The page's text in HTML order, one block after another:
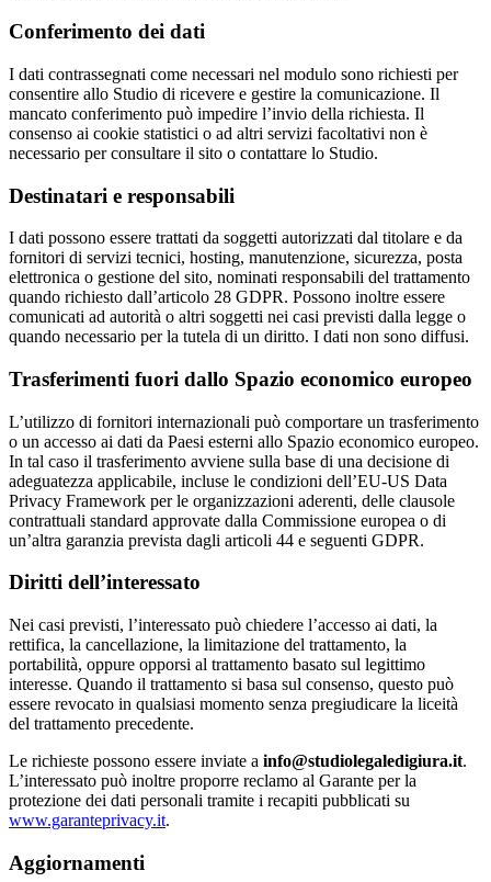
Conferimento dei dati
I dati contrassegnati come necessari nel modulo sono richiesti per
consentire allo Studio di ricevere e gestire la comunicazione. Il
mancato conferimento può impedire l’invio della richiesta. Il
consenso ai cookie statistici o ad altri servizi facoltativi non è
necessario per consultare il sito o contattare lo Studio.
Destinatari e responsabili
I dati possono essere trattati da soggetti autorizzati dal titolare e da
fornitori di servizi tecnici, hosting, manutenzione, sicurezza, posta
elettronica o gestione del sito, nominati responsabili del trattamento
quando richiesto dall’articolo 28 GDPR. Possono inoltre essere
comunicati ad autorità o altri soggetti nei casi previsti dalla legge o
quando necessario per la tutela di un diritto. I dati non sono diffusi.
Trasferimenti fuori dallo Spazio economico europeo
L’utilizzo di fornitori internazionali può comportare un trasferimento
o un accesso ai dati da Paesi esterni allo Spazio economico europeo.
In tal caso il trasferimento avviene sulla base di una decisione di
adeguatezza applicabile, incluse le condizioni dell’EU-US Data
Privacy Framework per le organizzazioni aderenti, delle clausole
contrattuali standard approvate dalla Commissione europea o di
un’altra garanzia prevista dagli articoli 44 e seguenti GDPR.
Diritti dell’interessato
Nei casi previsti, l’interessato può chiedere l’accesso ai dati, la
rettifica, la cancellazione, la limitazione del trattamento, la
portabilità, oppure opporsi al trattamento basato sul legittimo
interesse. Quando il trattamento si basa sul consenso, questo può
essere revocato in qualsiasi momento senza pregiudicare la liceità
del trattamento precedente.
Le richieste possono essere inviate a info@studiolegaledigiura.it.
L’interessato può inoltre proporre reclamo al Garante per la
protezione dei dati personali tramite i recapiti pubblicati su
www.garanteprivacy.it.
Aggiornamenti